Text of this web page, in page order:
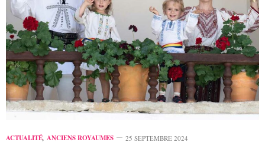
ACTUALITÉ, ANCIENS ROYAUMES 25 SEPTEMBRE 2024